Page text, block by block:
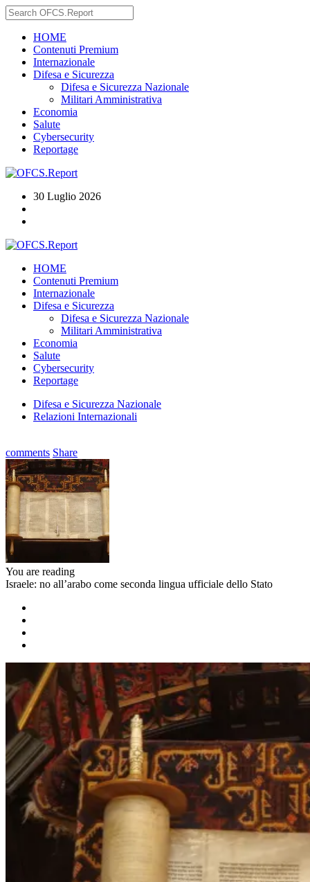
HOME
Contenuti Premium
Internazionale
Difesa e Sicurezza
Difesa e Sicurezza Nazionale
Militari Amministrativa
Economia
Salute
Cybersecurity
Reportage
30 Luglio 2026
HOME
Contenuti Premium
Internazionale
Difesa e Sicurezza
Difesa e Sicurezza Nazionale
Militari Amministrativa
Economia
Salute
Cybersecurity
Reportage
Difesa e Sicurezza Nazionale
Relazioni Internazionali
comments Share
You are reading
Israele: no all’arabo come seconda lingua ufficiale dello Stato